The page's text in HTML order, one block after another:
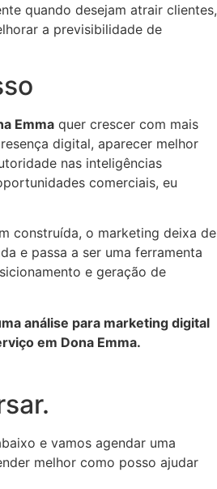
quando desejam atrair clientes,
a previsibilidade de
Emma quer crescer com mais
digital, aparecer melhor
nas inteligências
comerciais, eu
construída, o marketing deixa de
e passa a ser uma ferramenta
e geração de
análise para marketing digital
em Dona Emma.
e vamos agendar uma
melhor como posso ajudar